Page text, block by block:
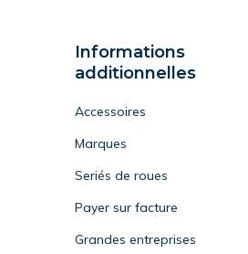
Informations
additionnelles
Accessoires
Marques
Seriés de roues
Payer sur facture
Grandes entreprises